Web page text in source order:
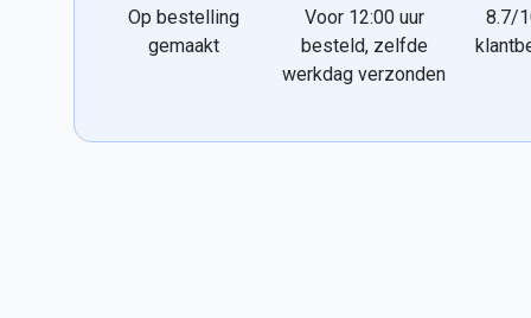
Op bestelling
gemaakt
Voor 12:00 uur
besteld, zelfde
werkdag verzonden
8.7/